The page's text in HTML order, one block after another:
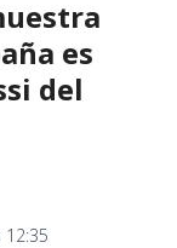
es
del